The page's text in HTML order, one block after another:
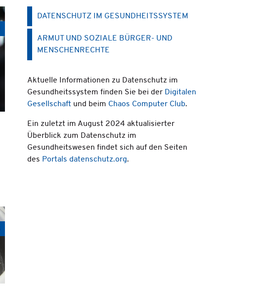
DATENSCHUTZ IM GESUNDHEITSSYSTEM
ARMUT UND SOZIALE BÜRGER- UND
MENSCHENRECHTE
Aktuelle Informationen zu Datenschutz im
Gesundheitssystem finden Sie bei der Digitalen
Gesellschaft und beim Chaos Computer Club.
Ein zuletzt im August 2024 aktualisierter
Überblick zum Datenschutz im
Gesundheitswesen findet sich auf den Seiten
des Portals datenschutz.org.